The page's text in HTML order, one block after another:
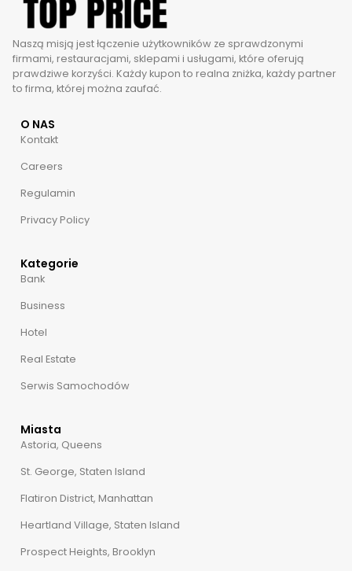
Naszą misją jest łączenie użytkowników ze sprawdzonymi
firmami, restauracjami, sklepami i usługami, które oferują
prawdziwe korzyści. Każdy kupon to realna zniżka, każdy partner
to firma, której można zaufać.
O NAS
Kontakt
Careers
Regulamin
Privacy Policy
Kategorie
Bank
Business
Hotel
Real Estate
Serwis Samochodów
Miasta
Astoria, Queens
St. George, Staten Island
Flatiron District, Manhattan
Heartland Village, Staten Island
Prospect Heights, Brooklyn